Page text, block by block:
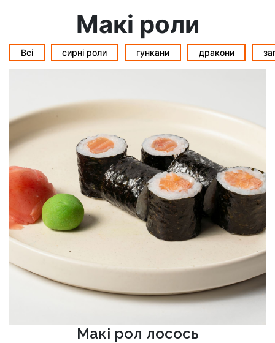
Макі роли
Всі cирні роли гункани дракони
Макі рол лосось